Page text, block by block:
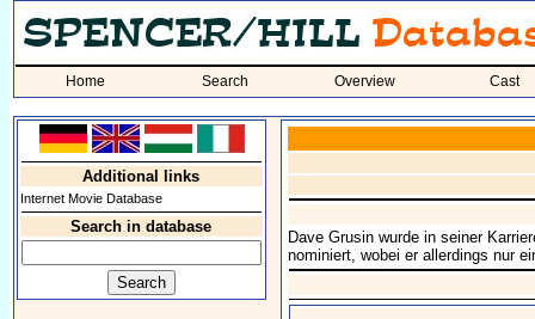
Home Search Overview Cast
Additional links
Internet Movie Database
Search in database
Dave Grusin wurde in seiner
nominiert, wobei er allerdings nur